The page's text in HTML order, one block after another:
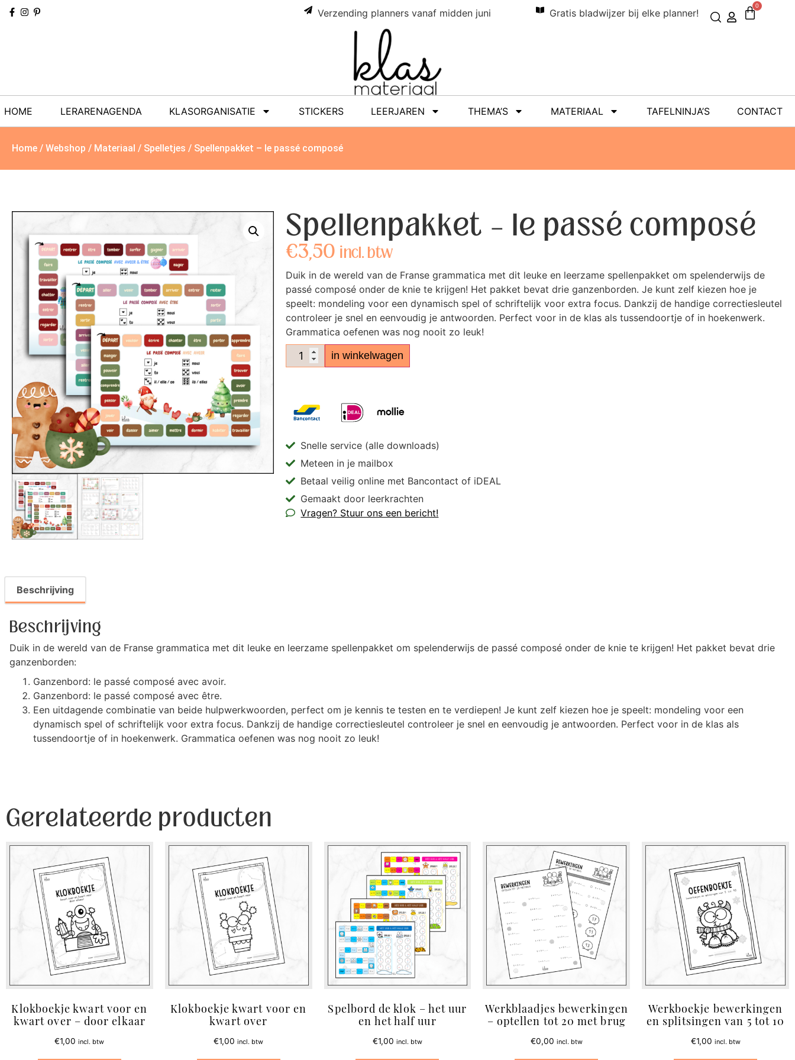
Verzending planners vanaf midden juni Gratis bladwijzer bij elke planner!
0
HOME LERARENAGENDA KLASORGANISATIE STICKERS LEERJAREN THEMA’S MATERIAAL TAFELNINJA’S CONTACT
Home / Webshop / Materiaal / Spelletjes / Spellenpakket – le passé composé
Spellenpakket – le passé composé
€3,50 incl. btw
Duik in de wereld van de Franse grammatica met dit leuke en leerzame spellenpakket om spelenderwijs de
passé composé onder de knie te krijgen! Het pakket bevat drie ganzenborden. Je kunt zelf kiezen hoe je
speelt: mondeling voor een dynamisch spel of schriftelijk voor extra focus. Dankzij de handige correctiesleutel
controleer je snel en eenvoudig je antwoorden. Perfect voor in de klas als tussendoortje of in hoekenwerk.
Grammatica oefenen was nog nooit zo leuk!
in winkelwagen
Snelle service (alle downloads)
Meteen in je mailbox
Betaal veilig online met Bancontact of iDEAL
Gemaakt door leerkrachten
Vragen? Stuur ons een bericht!
Beschrijving
Beschrijving
Duik in de wereld van de Franse grammatica met dit leuke en leerzame spellenpakket om spelenderwijs de passé composé onder de knie te krijgen! Het pakket bevat drie
ganzenborden:
Ganzenbord: le passé composé avec avoir.
Ganzenbord: le passé composé avec être.
Een uitdagende combinatie van beide hulpwerkwoorden, perfect om je kennis te testen en te verdiepen! Je kunt zelf kiezen hoe je speelt: mondeling voor een
dynamisch spel of schriftelijk voor extra focus. Dankzij de handige correctiesleutel controleer je snel en eenvoudig je antwoorden. Perfect voor in de klas als
tussendoortje of in hoekenwerk. Grammatica oefenen was nog nooit zo leuk!
Gerelateerde producten
Klokboekje kwart voor en
kwart over – door elkaar
€1,00 incl. btw
Klokboekje kwart voor en
kwart over
€1,00 incl. btw
Spelbord de klok – het uur
en het half uur
€1,00 incl. btw
Werkblaadjes bewerkingen
– optellen tot 20 met brug
€0,00 incl. btw
Werkboekje bewerkingen
en splitsingen van 5 tot 10
€1,00 incl. btw